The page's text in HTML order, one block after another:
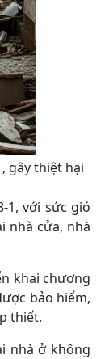
gây thiệt hại
1, với sức gió
nhà cửa, nhà
khai chương
bảo hiểm,
thiết.
nhà ở không